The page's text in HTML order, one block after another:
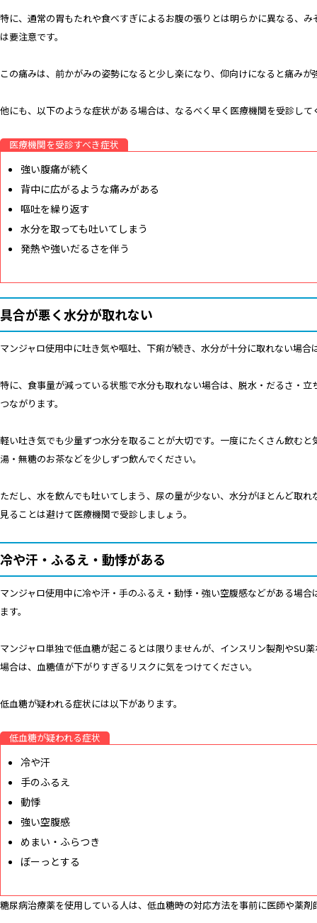
特に、通常の胃もたれや食べすぎによるお腹の張りとは明らかに異なる、
は要注意です。
この痛みは、前かがみの姿勢になると少し楽になり、仰向けになると痛みが
他にも、以下のような症状がある場合は、なるべく早く医療機関を受診して
医療機関を受診すべき症状
強い腹痛が続く
背中に広がるような痛みがある
嘔吐を繰り返す
水分を取っても吐いてしまう
発熱や強いだるさを伴う
具合が悪く水分が取れない
マンジャロ使用中に吐き気や嘔吐、下痢が続き、水分が十分に取れない場合
特に、食事量が減っている状態で水分も取れない場合は、脱水・だるさ・
つながります。
軽い吐き気でも少量ずつ水分を取ることが大切です。一度にたくさん飲む
湯・無糖のお茶などを少しずつ飲んでください。
ただし、水を飲んでも吐いてしまう、尿の量が少ない、水分がほとんど取
見ることは避けて医療機関で受診しましょう。
冷や汗・ふるえ・動悸がある
マンジャロ使用中に冷や汗・手のふるえ・動悸・強い空腹感などがある場
ます。
マンジャロ単独で低血糖が起こるとは限りませんが、インスリン製剤やSU
場合は、血糖値が下がりすぎるリスクに気をつけてください。
低血糖が疑われる症状には以下があります。
低血糖が疑われる症状
冷や汗
手のふるえ
動悸
強い空腹感
めまい・ふらつき
ぼーっとする
糖尿病治療薬を使用している人は、低血糖時の対応方法を事前に医師や薬